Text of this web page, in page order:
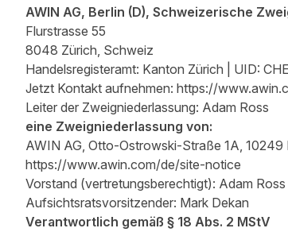
Impressum | Awin
AWIN AG, Berlin (D), Schweizerische
Flurstrasse 55
8048 Zürich, Schweiz
Handelsregisteramt: Kanton Zürich | UID:
Jetzt Kontakt aufnehmen: https://
Leiter der Zweigniederlassung: Adam Ross
eine Zweigniederlassung von:
AWIN AG, Otto-Ostrowski-Straße 1A, 10249
https://www.awin.com/de/site-notice
Vorstand (vertretungsberechtigt): Adam
Aufsichtsratsvorsitzender: Mark Dekan
Verantwortlich gemäß § 18 Abs. 2 MStV